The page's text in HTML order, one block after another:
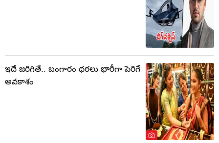
ఇదే జరిగితే.. బంగారం ధరలు భారీగా పెరిగే
అవకాశం